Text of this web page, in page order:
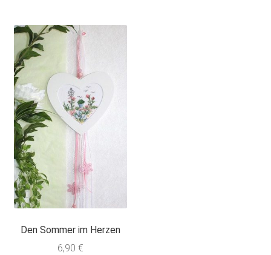
Den Sommer im Herzen
6,90 €